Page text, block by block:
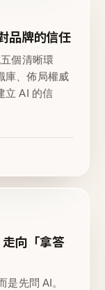
品牌的信任
個清晰環
庫、佈局權威
立 AI 的信
向「拿答
是先問 AI。